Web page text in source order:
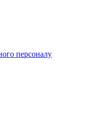
персоналу